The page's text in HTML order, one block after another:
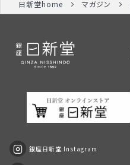
日新堂home マガジン
銀座日新堂 Instagram